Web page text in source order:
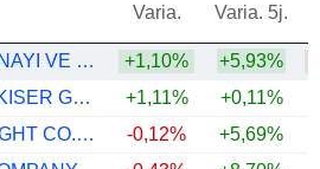
Varia. Varia. 5j.
IZMIR FIRÇA SANAYI VE TICARET ANONIM SIRKETI +1,10% +5,93%
RECKITT BENCKISER GROUP PLC
+1,11% +0,11%
CHURCH & DWIGHT CO., INC.
-0,12% +5,69%